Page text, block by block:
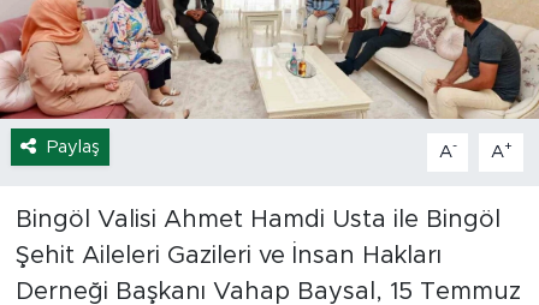
Paylaş A- A+
Bingöl Valisi Ahmet Hamdi Usta ile Bingöl
Şehit Aileleri Gazileri ve İnsan Hakları
Derneği Başkanı Vahap Baysal, 15 Temmuz
Ekonomi
Hava Durumu
Bingöl Kaza Haberleri